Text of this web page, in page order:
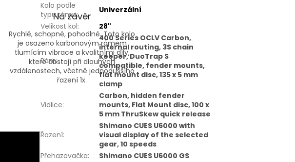
Na závěr
Rychlé, schopné, pohodlné. Toto kolo
je osazeno karbonovým rámem
tlumícím vibrace a kvalitními díly,
které obstojí při dlouhých
vzdálenostech, včetně jednoduššího
řazení 1x.
Kolo podle
typu rámu:
Univerzální
Velikost kol: 28"
Rám:
400 Series OCLV Carbon,
internal routing, 3S chain
keeper, DuoTrap S
compatible, fender mounts,
flat mount disc, 135 x 5 mm
clamp
Vidlice:
Carbon, hidden fender
mounts, Flat Mount disc, 100 x
5 mm ThruSkew quick release
Řazení:
Shimano CUES U6000 with
visual display of the selected
gear, 10 speeds
Přehazovačka: Shimano CUES U6000 GS